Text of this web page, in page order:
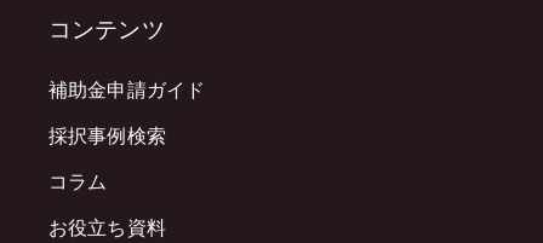
コンテンツ
補助金申請ガイド
採択事例検索
コラム
お役立ち資料